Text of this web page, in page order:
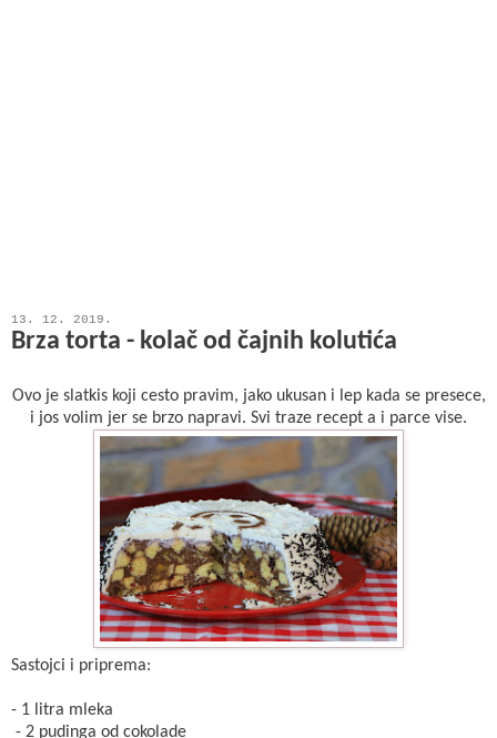
13. 12. 2019.
Brza torta - kolač od čajnih kolutića
Ovo je slatkis koji cesto pravim, jako ukusan i lep kada se presece,
i jos volim jer se brzo napravi. Svi traze recept a i parce vise.
Sastojci i priprema:
- 1 litra mleka
- 2 pudinga od cokolade